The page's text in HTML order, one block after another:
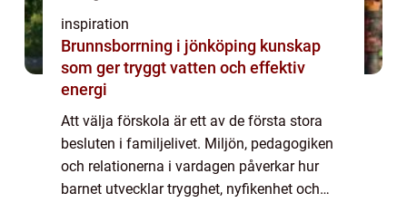
inspiration
Brunnsborrning i jönköping kunskap
som ger tryggt vatten och effektiv
energi
Att välja förskola är ett av de första stora
besluten i familjelivet. Miljön, pedagogiken
och relationerna i vardagen påverkar hur
barnet utvecklar trygghet, nyfikenhet och